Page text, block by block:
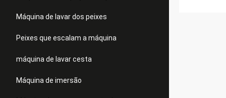
Máquina de lavar dos peixes
Peixes que escalam a máquina
máquina de lavar cesta
Máquina de imersão